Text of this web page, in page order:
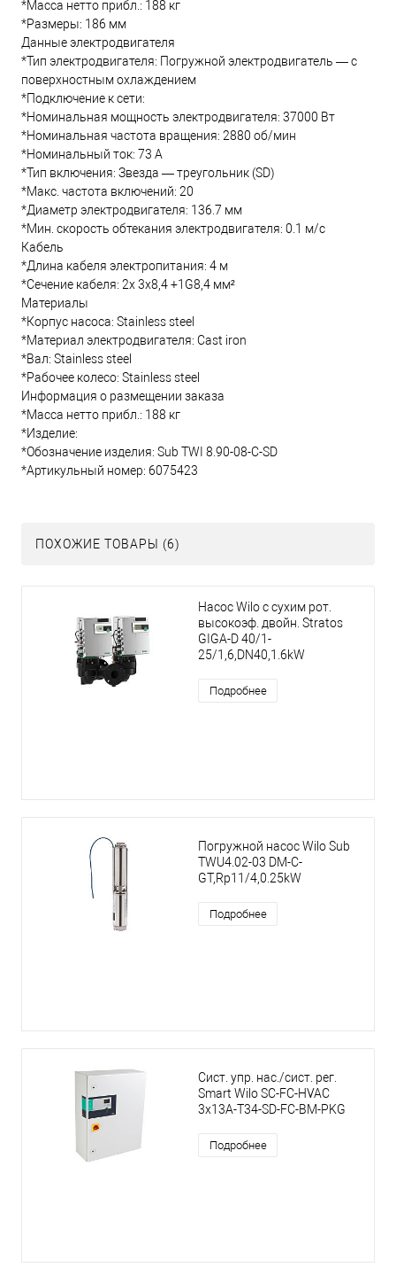
*Масса нетто прибл.: 188 кг
*Размеры: 186 мм
Данные электродвигателя
*Тип электродвигателя: Погружной электродвигатель — с
поверхностным охлаждением
*Подключение к сети:
*Номинальная мощность электродвигателя: 37000 Вт
*Номинальная частота вращения: 2880 об/мин
*Номинальный ток: 73 А
*Тип включения: Звезда — треугольник (SD)
*Макс. частота включений: 20
*Диаметр электродвигателя: 136.7 мм
*Мин. скорость обтекания электродвигателя: 0.1 м/с
Кабель
*Длина кабеля электропитания: 4 м
*Сечение кабеля: 2x 3x8,4 +1G8,4 мм²
Материалы
*Корпус насоса: Stainless steel
*Материал электродвигателя: Cast iron
*Вал: Stainless steel
*Рабочее колесо: Stainless steel
Информация о размещении заказа
*Масса нетто прибл.: 188 кг
*Изделие:
*Обозначение изделия: Sub TWI 8.90-08-C-SD
*Артикульный номер: 6075423
ПОХОЖИЕ ТОВАРЫ (6)
Насос Wilo с сухим рот.
высокоэф. двойн. Stratos
GIGA-D 40/1-
25/1,6,DN40,1.6kW
Подробнее
Погружной насос Wilo Sub
TWU4.02-03 DM-C-
GT,Rp11/4,0.25kW
Подробнее
Сист. упр. нас./сист. рег.
Smart Wilo SC-FC-HVAC
3x13A-T34-SD-FC-BM-PKG
Подробнее